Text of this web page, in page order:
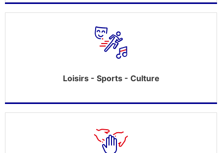
Loisirs - Sports - Culture